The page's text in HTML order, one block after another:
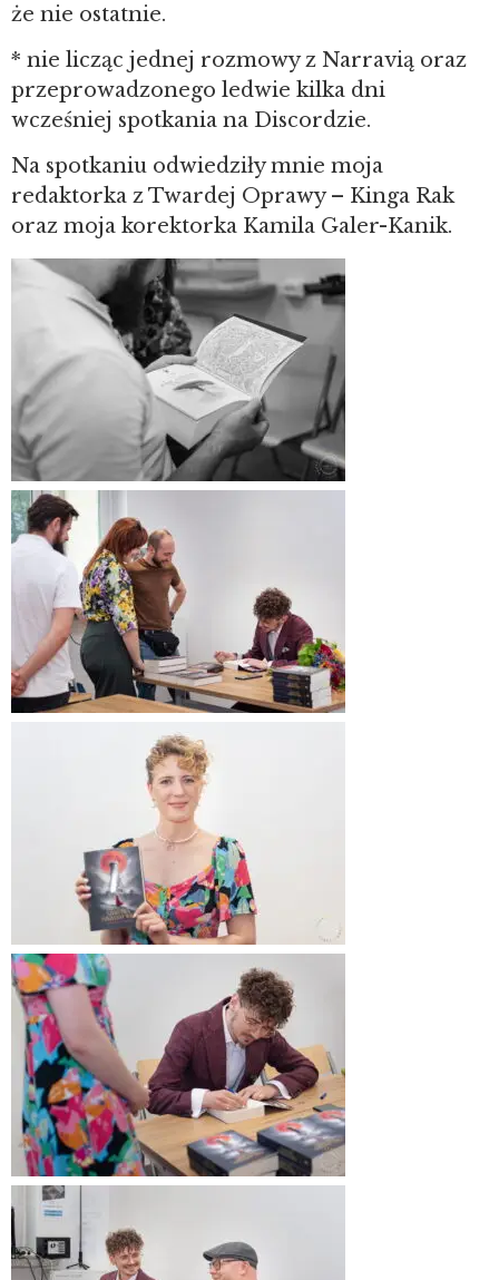
że nie ostatnie.
* nie licząc jednej rozmowy z Narravią oraz
przeprowadzonego ledwie kilka dni
wcześniej spotkania na Discordzie.
Na spotkaniu odwiedziły mnie moja
redaktorka z Twardej Oprawy – Kinga Rak
oraz moja korektorka Kamila Galer-Kanik.